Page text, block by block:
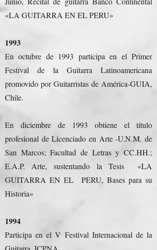
«LA GUITARRA EN EL PERU»
1993
En octubre de 1993 participa en el Primer
Festival de la Guitarra Latinoamericana
promovido por Guitarristas de América-GUIA,
Chile.
En diciembre de 1993 obtiene el título
profesional de Licenciado en Arte -U.N.M. de
San Marcos; Facultad de Letras y CC.HH.;
E.A.P. Arte, sustentando la Tesis «LA
GUITARRA EN EL PERU, Bases para su
Historia»
1994
Participa en el V Festival Internacional de la